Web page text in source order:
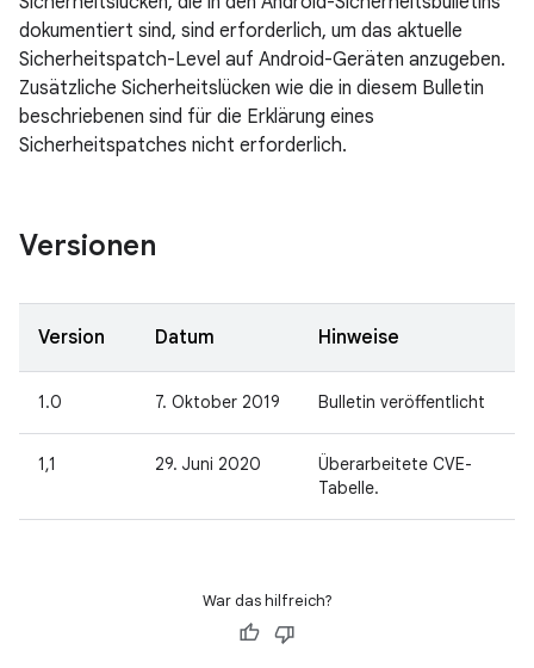
dokumentiert sind, sind erforderlich, um das aktuelle
Sicherheitspatch-Level auf Android-Geräten anzugeben.
Zusätzliche Sicherheitslücken wie die in diesem Bulletin
beschriebenen sind für die Erklärung eines
Sicherheitspatches nicht erforderlich.
Versionen
Version Datum Hinweise
1.0 7. Oktober 2019 Bulletin veröffentlicht
1,1 29. Juni 2020
Überarbeitete CVE-
Tabelle.
War das hilfreich?